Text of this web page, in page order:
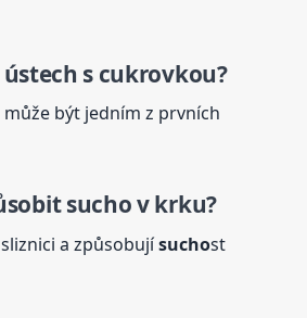
s cukrovkou?
může být jedním z prvních
suchov krku?
a způsobujísuchost